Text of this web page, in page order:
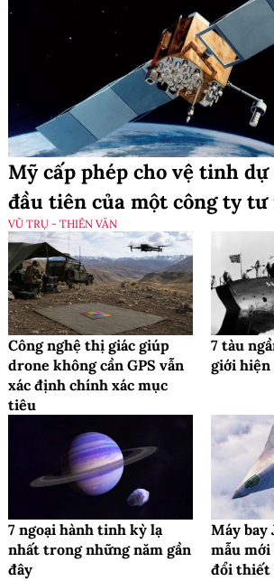
Mỹ cấp phép cho vệ tinh dự
đầu tiên của một công ty tư
VŨ TRỤ - THIÊN VĂN
Công nghệ thị giác giúp
drone không cần GPS vẫn
xác định chính xác mục
tiêu
7 tàu
giới hiện
7 ngoại hành tinh kỳ lạ
nhất trong những năm gần
đây
Máy bay
mẫu
đổi thiết